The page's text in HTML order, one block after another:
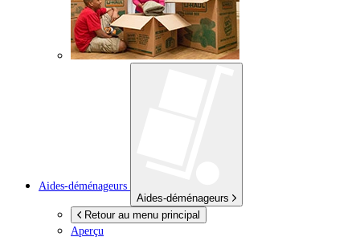
Aides-déménageurs
Aides-déménageurs
Retour au menu principal
Aperçu